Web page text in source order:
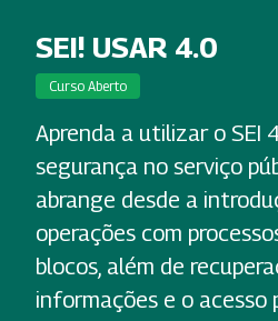
SEI! USAR 4.0
Curso Aberto
Aprenda a utilizar o SEI
segurança no serviço
abrange desde a
operações com
blocos, além de
informações e o acesso